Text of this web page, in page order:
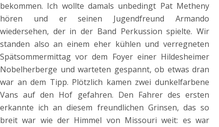
bekommen. Ich wollte damals unbedingt Pat Metheny
hören und er seinen Jugendfreund Armando
wiedersehen, der in der Band Perkussion spielte. Wir
standen also an einem eher kühlen und verregneten
Spätsommermittag vor dem Foyer einer Hildesheimer
Nobelherberge und warteten gespannt, ob etwas dran
war an dem Tipp. Plötzlich kamen zwei dunkelfarbene
Vans auf den Hof gefahren. Den Fahrer des ersten
erkannte ich an diesem freundlichen Grinsen, das so
breit war wie der Himmel von Missouri weit: es war